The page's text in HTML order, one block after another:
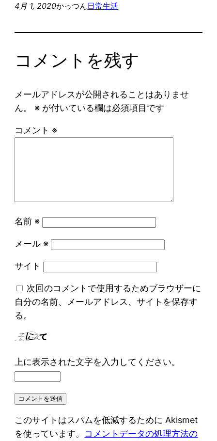
4月 1, 2020かっつん日常生活
コメントを残す
メールアドレスが公開されることはありませ
ん。
※ が付いている欄は必須項目です
コメント ※
名前 ※
メール ※
サイト
次回のコメントで使用するためブラウザーに
自分の名前、メールアドレス、サイトを保存す
る。
上に表示された文字を入力してください。
このサイトはスパムを低減するために Akismet
を使っています。 コメントデータの処理方法の